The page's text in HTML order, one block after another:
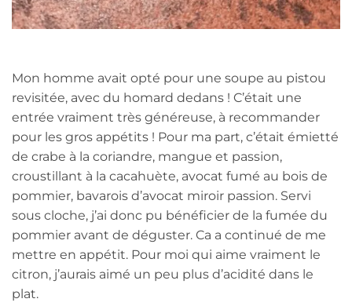
Mon homme avait opté pour une soupe au pistou
revisitée, avec du homard dedans ! C’était une
entrée vraiment très généreuse, à recommander
pour les gros appétits ! Pour ma part, c’était émietté
de crabe à la coriandre, mangue et passion,
croustillant à la cacahuète, avocat fumé au bois de
pommier, bavarois d’avocat miroir passion. Servi
sous cloche, j’ai donc pu bénéficier de la fumée du
pommier avant de déguster. Ca a continué de me
mettre en appétit. Pour moi qui aime vraiment le
citron, j’aurais aimé un peu plus d’acidité dans le
plat.